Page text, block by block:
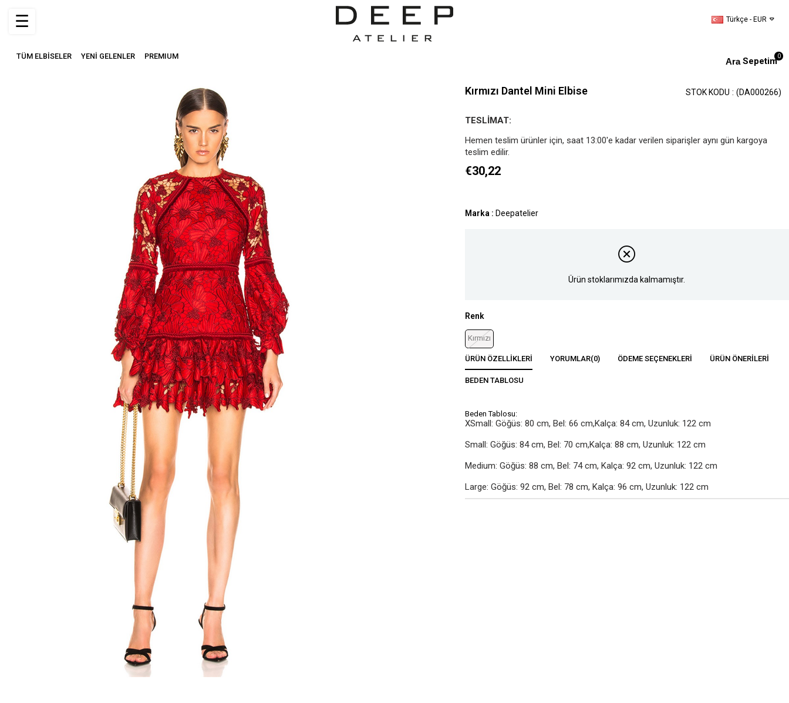
Türkçe - EUR
Sepetim0
TÜM ELBİSELER YENİ GELENLER PREMIUM
☰
Kırmızı Dantel Mini Elbise (DA000266)
STOK KODU
TESLİMAT:
Hemen teslim ürünler için, saat 13:00'e kadar verilen siparişler aynı gün kargoya
teslim edilir.
€30,22
Marka : Deepatelier
Ürün stoklarımızda kalmamıştır.
Renk
Kırmızı
ÜRÜN ÖZELLIKLERI YORUMLAR(0) ÖDEME SEÇENEKLERI ÜRÜN ÖNERILERI
BEDEN TABLOSU
Beden Tablosu:
XSmall: Göğüs: 80 cm, Bel: 66 cm,Kalça: 84 cm, Uzunluk: 122 cm
Small: Göğüs: 84 cm, Bel: 70 cm,Kalça: 88 cm, Uzunluk: 122 cm
Medium: Göğüs: 88 cm, Bel: 74 cm, Kalça: 92 cm, Uzunluk: 122 cm
Large: Göğüs: 92 cm, Bel: 78 cm, Kalça: 96 cm, Uzunluk: 122 cm